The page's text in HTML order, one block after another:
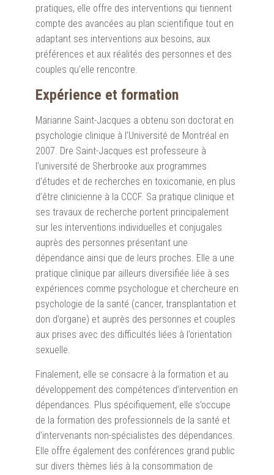
pratiques, elle offre des interventions qui tiennent
compte des avancées au plan scientifique tout en
adaptant ses interventions aux besoins, aux
préférences et aux réalités des personnes et des
couples qu’elle rencontre.
Expérience et formation
Marianne Saint-Jacques a obtenu son doctorat en
psychologie clinique à l’Université de Montréal en
2007. Dre Saint-Jacques est professeure à
l’université de Sherbrooke aux programmes
d’études et de recherches en toxicomanie, en plus
d’être clinicienne à la CCCF. Sa pratique clinique et
ses travaux de recherche portent principalement
sur les interventions individuelles et conjugales
auprès des personnes présentant une
dépendance ainsi que de leurs proches. Elle a une
pratique clinique par ailleurs diversifiée liée à ses
expériences comme psychologue et chercheure en
psychologie de la santé (cancer, transplantation et
don d’organe) et auprès des personnes et couples
aux prises avec des difficultés liées à l’orientation
sexuelle.
Finalement, elle se consacre à la formation et au
développement des compétences d’intervention en
dépendances. Plus spécifiquement, elle s’occupe
de la formation des professionnels de la santé et
d’intervenants non-spécialistes des dépendances.
Elle offre également des conférences grand public
sur divers thèmes liés à la consommation de